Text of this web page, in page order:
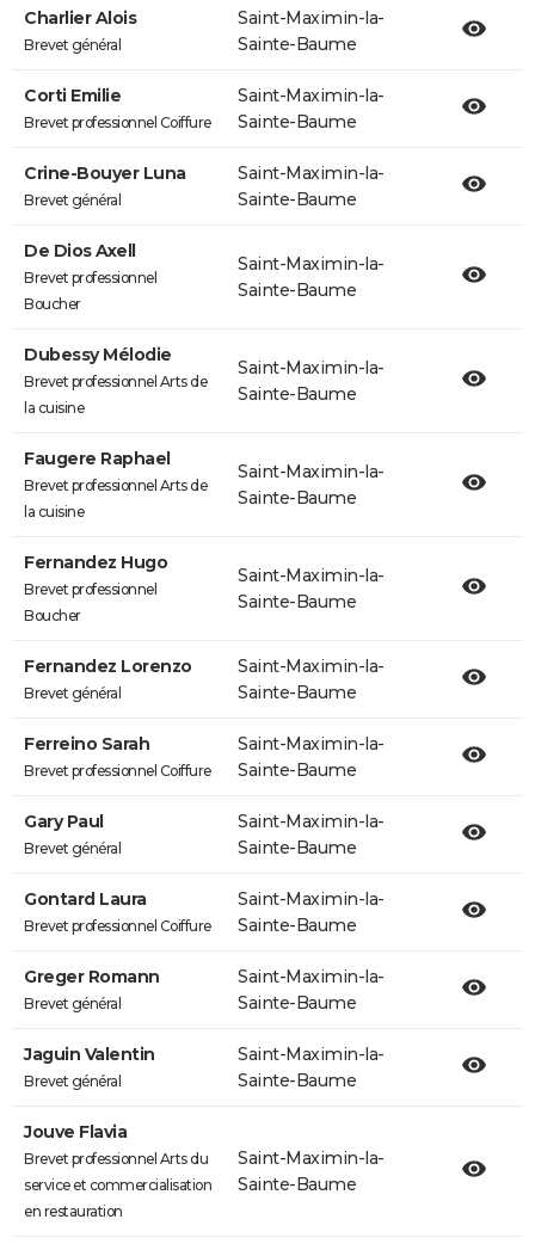
Charlier Alois
Brevet général
Saint-Maximin-la-
Sainte-Baume
Corti Emilie
Brevet professionnel Coiffure
Saint-Maximin-la-
Sainte-Baume
Crine-Bouyer Luna
Brevet général
Saint-Maximin-la-
Sainte-Baume
De Dios Axell
Brevet professionnel
Boucher
Saint-Maximin-la-
Sainte-Baume
Dubessy Mélodie
Brevet professionnel Arts de
la cuisine
Saint-Maximin-la-
Sainte-Baume
Faugere Raphael
Brevet professionnel Arts de
la cuisine
Saint-Maximin-la-
Sainte-Baume
Fernandez Hugo
Brevet professionnel
Boucher
Saint-Maximin-la-
Sainte-Baume
Fernandez Lorenzo
Brevet général
Saint-Maximin-la-
Sainte-Baume
Ferreino Sarah
Brevet professionnel Coiffure
Saint-Maximin-la-
Sainte-Baume
Gary Paul
Brevet général
Saint-Maximin-la-
Sainte-Baume
Gontard Laura
Brevet professionnel Coiffure
Saint-Maximin-la-
Sainte-Baume
Greger Romann
Brevet général
Saint-Maximin-la-
Sainte-Baume
Jaguin Valentin
Brevet général
Saint-Maximin-la-
Sainte-Baume
Jouve Flavia
Brevet professionnel Arts du
service et commercialisation
en restauration
Saint-Maximin-la-
Sainte-Baume